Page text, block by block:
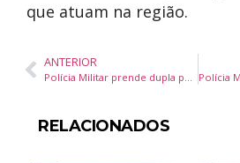
que atuam na região.
ANTERIOR
Polícia Militar prende dupla por tentativa de furto e recupera joias e relógios em Balneário Camboriú
RELACIONADOS